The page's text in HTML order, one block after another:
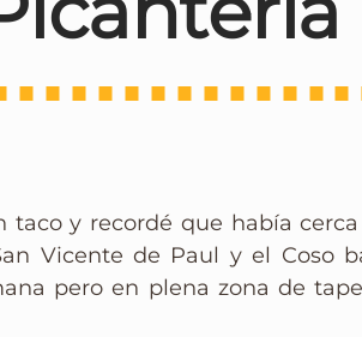
y recordé que había
Vicente de Paul y el Coso
pero en plena zona de